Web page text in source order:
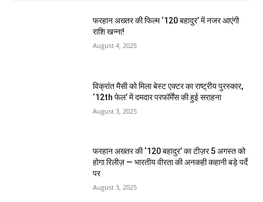
फरहान अख्तर की फिल्म ‘120 बहादुर’ में नजर आएंगी
राशि खन्ना!
August 4, 2025
विक्रांत मैसी को मिला बेस्ट एक्टर का राष्ट्रीय पुरस्कार,
‘12th फेल’ में दमदार परफॉर्मेंस की हुई सराहना
August 3, 2025
फरहान अख्तर की ‘120 बहादुर’ का टीज़र 5 अगस्त को
होगा रिलीज़ — भारतीय वीरता की अनकही कहानी बड़े पर्दे
पर
August 3, 2025